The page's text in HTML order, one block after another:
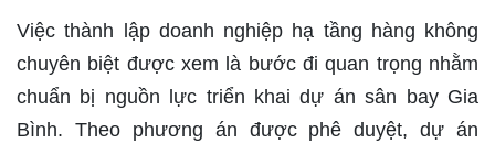
Việc thành lập doanh nghiệp hạ tầng hàng không
chuyên biệt được xem là bước đi quan trọng nhằm
chuẩn bị nguồn lực triển khai dự án sân bay Gia
Bình. Theo phương án được phê duyệt, dự án